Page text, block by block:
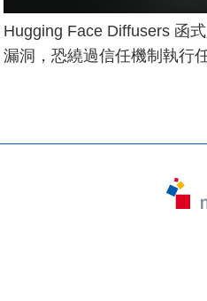
Hugging Face Diffusers 函
漏洞，恐繞過信任機制執行